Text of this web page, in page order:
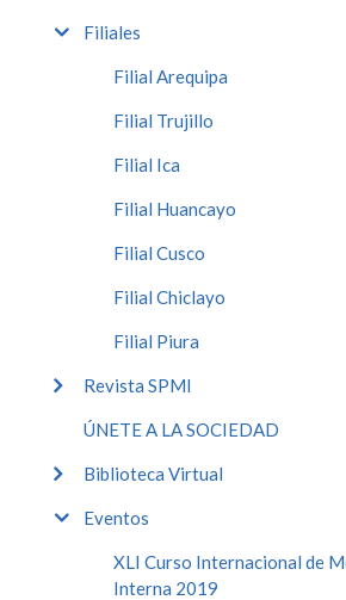
Filiales
Filial Arequipa
Filial Trujillo
Filial Ica
Filial Huancayo
Filial Cusco
Filial Chiclayo
Filial Piura
Revista SPMI
ÚNETE A LA SOCIEDAD
Biblioteca Virtual
Eventos
XLI Curso Internacional de
Interna 2019